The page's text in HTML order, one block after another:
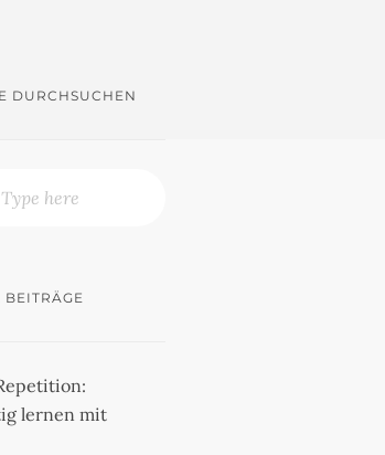
DURCHSUCHEN
BEITRÄGE
lernen mit